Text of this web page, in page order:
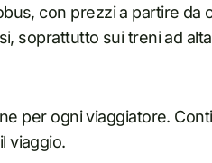
con prezzi a partire da
soprattutto sui treni ad alta
per ogni viaggiatore.
viaggio.